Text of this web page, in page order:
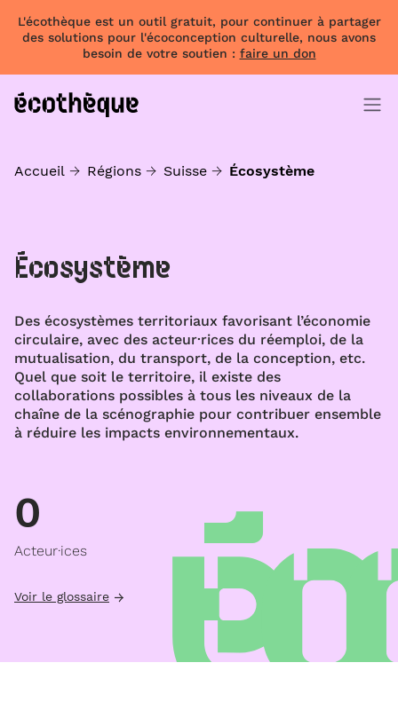
L'écothèque est un outil gratuit, pour continuer à partager
des solutions pour l'écoconception culturelle, nous avons
besoin de votre soutien : faire un don
Accueil Régions Suisse Écosystème
Écosystème
Des écosystèmes territoriaux favorisant l’économie
circulaire, avec des acteur·rices du réemploi, de la
mutualisation, du transport, de la conception, etc.
Quel que soit le territoire, il existe des
collaborations possibles à tous les niveaux de la
chaîne de la scénographie pour contribuer ensemble
à réduire les impacts environnementaux.
0
Acteur·ices
Voir le glossaire